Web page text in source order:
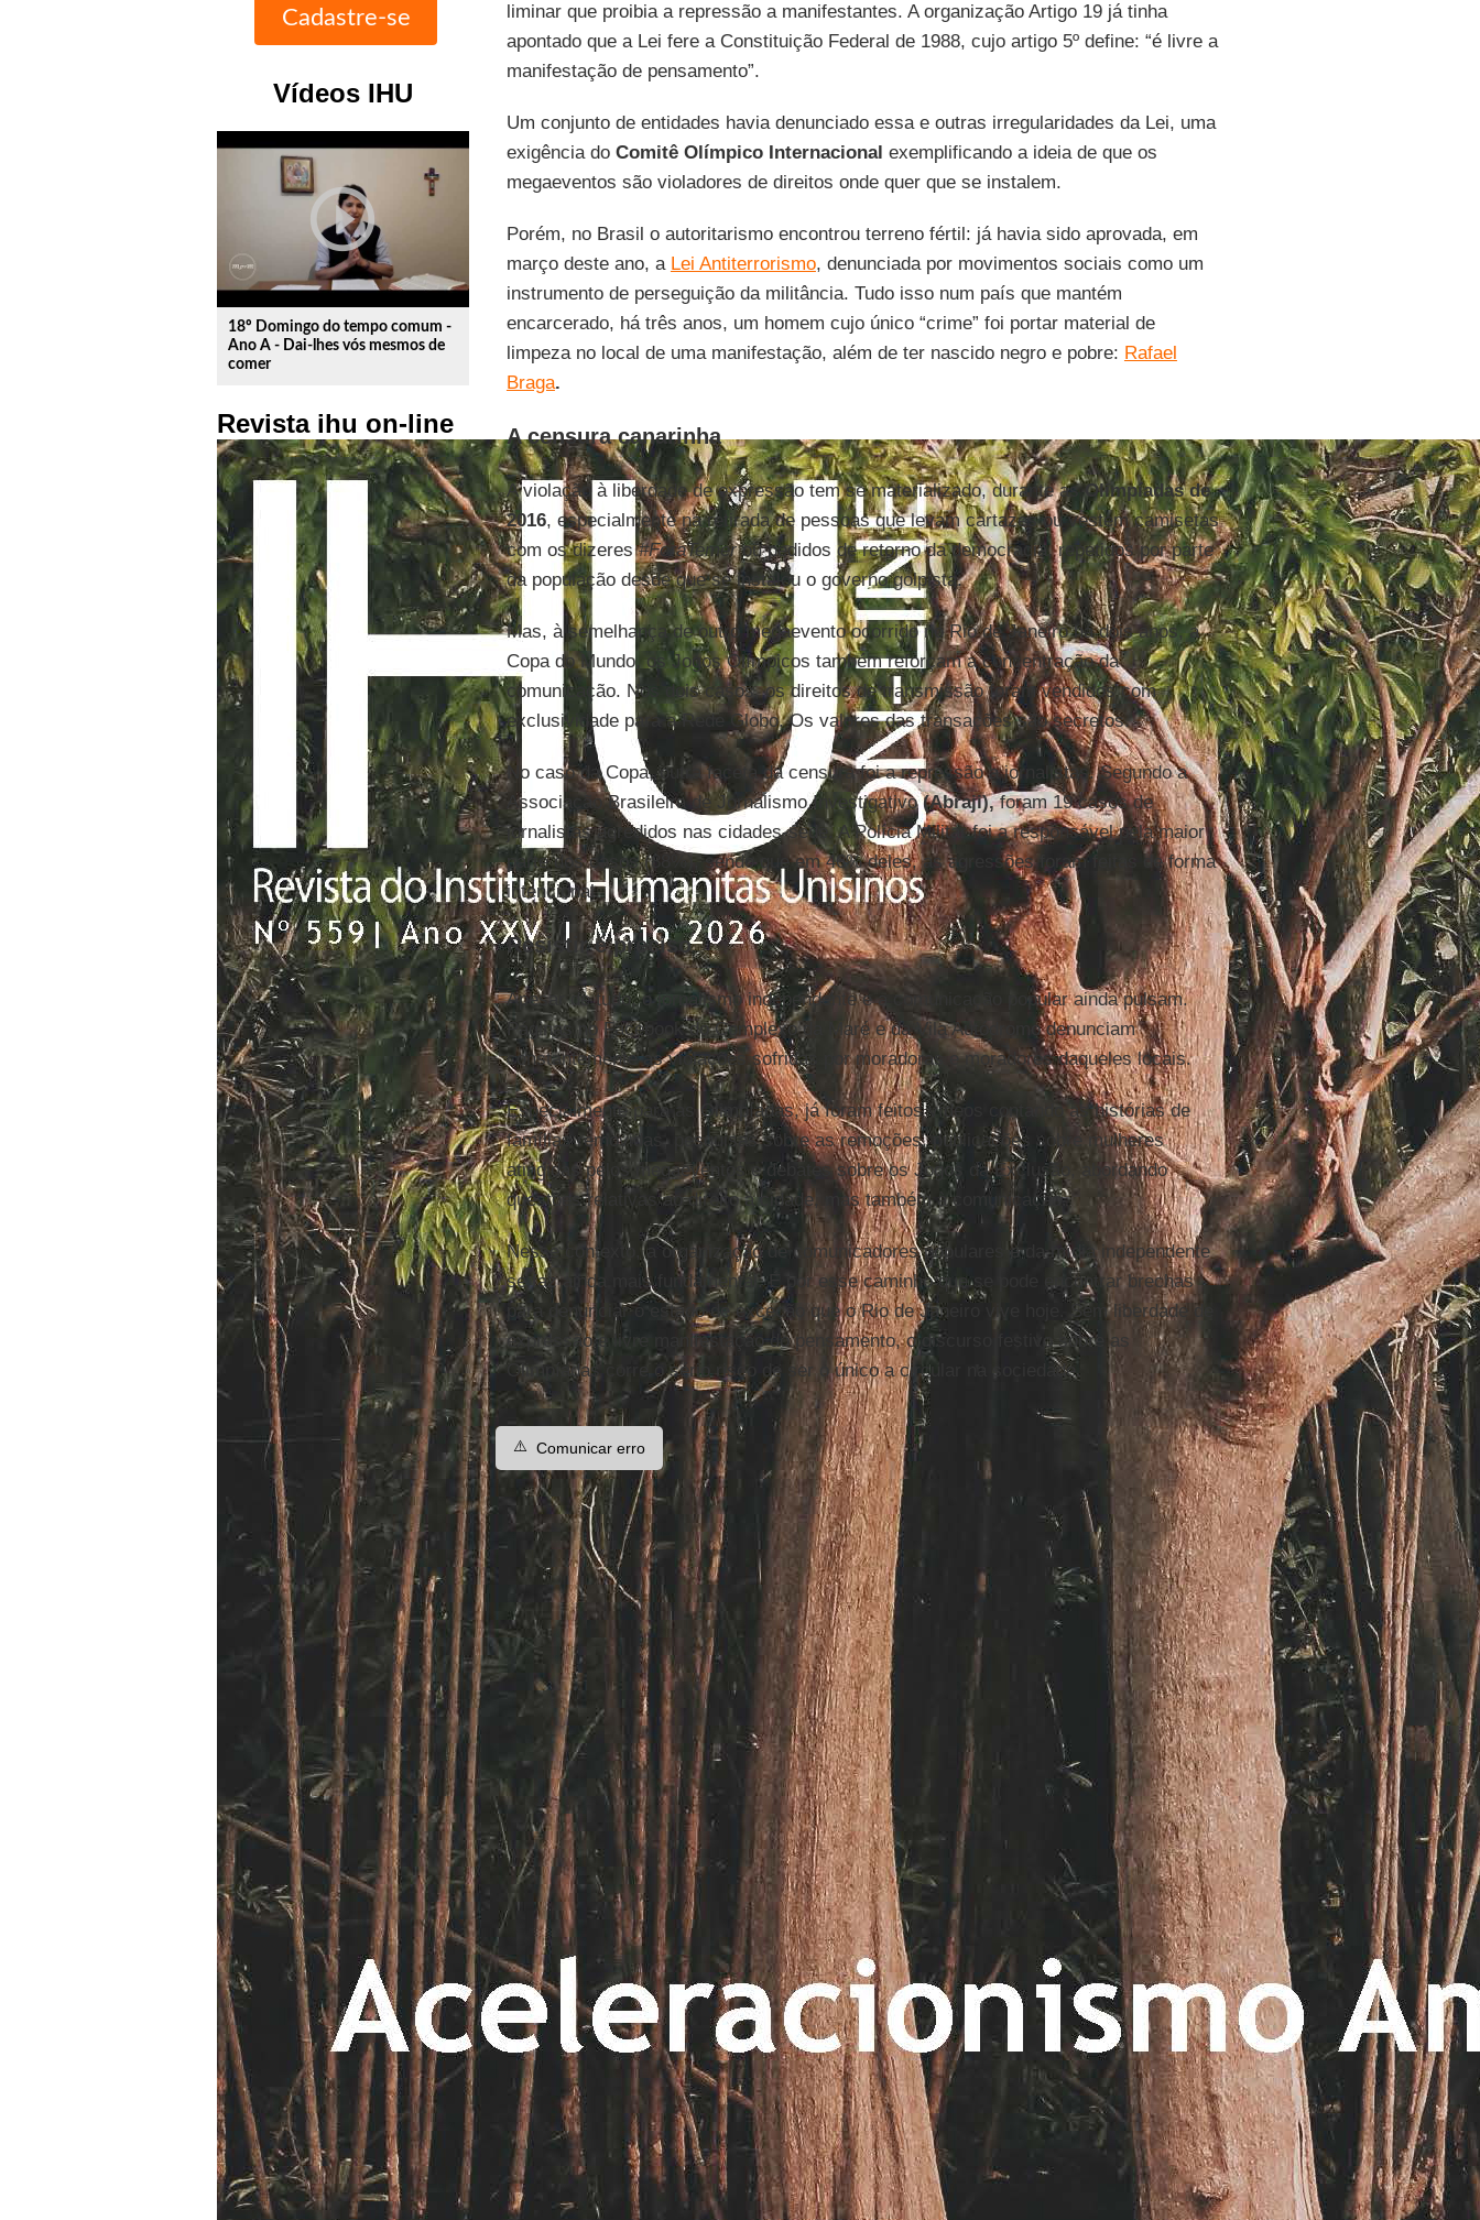
Vídeos IHU
play_circle_outline
18º Domingo do tempo comum -
Ano A - Dai-lhes vós mesmos de
comer
Revista ihu on-line
liminar que proibia a repressão a manifestantes. A organização Artigo 19 já tinha
apontado que a Lei fere a Constituição Federal de 1988, cujo artigo 5º define: “é livre a
manifestação de pensamento”.
Um conjunto de entidades havia denunciado essa e outras irregularidades da Lei, uma
exigência do Comitê Olímpico Internacional exemplificando a ideia de que os
megaeventos são violadores de direitos onde quer que se instalem.
Porém, no Brasil o autoritarismo encontrou terreno fértil: já havia sido aprovada, em
março deste ano, a Lei Antiterrorismo, denunciada por movimentos sociais como um
instrumento de perseguição da militância. Tudo isso num país que mantém
encarcerado, há três anos, um homem cujo único “crime” foi portar material de
limpeza no local de uma manifestação, além de ter nascido negro e pobre: Rafael
Braga.
A censura canarinha
A violação à liberdade de expressão tem se materializado, durante asOlimpíadas de
2016, especialmente na retirada de pessoas que levam cartazes ou vestem camisetas
com os dizeres#ForaTemerou pedidos de retorno da democracia, repetidos por parte
da população desde que se instalou o governo golpista.
Mas, à semelhança de outro megaevento ocorrido no Rio de Janeiro há dois anos, a
Copa do Mundo, os Jogos Olímpicos também reforçam a concentração da
comunicação. Nos dois casos, os direitos de transmissão foram vendidos com
exclusividade para a Rede Globo. Os valores das transações são secretos.
No caso da Copa, outra faceta da censura foi a repressão a jornalistas. Segundo a
Associação Brasileira de Jornalismo Investigativo(Abraji),foram 19 casos de
jornalistas agredidos nas cidades-sede. A Polícia Militar foi a responsável pela maior
parte dos casos (88%), sendo que em 46% deles, as agressões foram feitas de forma
intencional.
Resistir é preciso
Apesar de tudo, o jornalismo independente e a comunicação popular ainda pulsam.
Páginas no Facebook do Complexo da Maré e da Vila Autódromo denunciam
constantemente as violações sofridas por moradoras e moradores daqueles locais.
Especialmente para as Olimpíadas, já foram feitos vídeos contando as histórias de
famílias removidas, pesquisas sobre as remoções, publicações sobre mulheres
atingidas pelos megaeventos e debates sobre os Jogos da Exclusão, abordando
questões relativas ao direito à cidade, mas também à comunicação.
Nesse contexto, a organização de comunicadores populares e da mídia independente
se faz ainda mais fundamental. É por esse caminho que se pode encontrar brechas
para denunciar o estado de exceção que o Rio de Janeiro vive hoje. Sem liberdade de
expressão e livre manifestação do pensamento, o discurso festivo sobre as
Olimpíadas corre o sério risco de ser o único a circular na sociedade.
⚠️ Comunicar erro